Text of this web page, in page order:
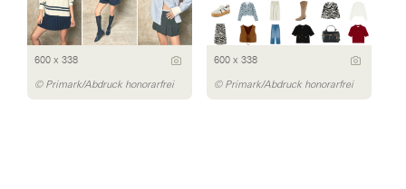
600 x 338
© Primark/Abdruck honorarfrei
600 x 338
© Primark/Abdruck honorarfrei